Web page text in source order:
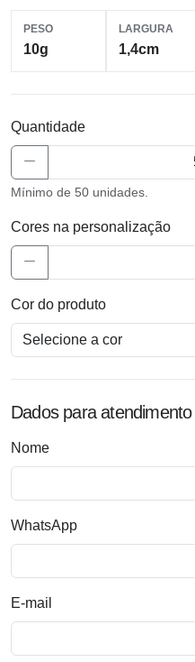
PESO
10g
LARGURA
1,4cm
Quantidade
Mínimo de 50 unidades.
Cores na personalização
Cor do produto
Dados para atendimento
Nome
WhatsApp
E-mail